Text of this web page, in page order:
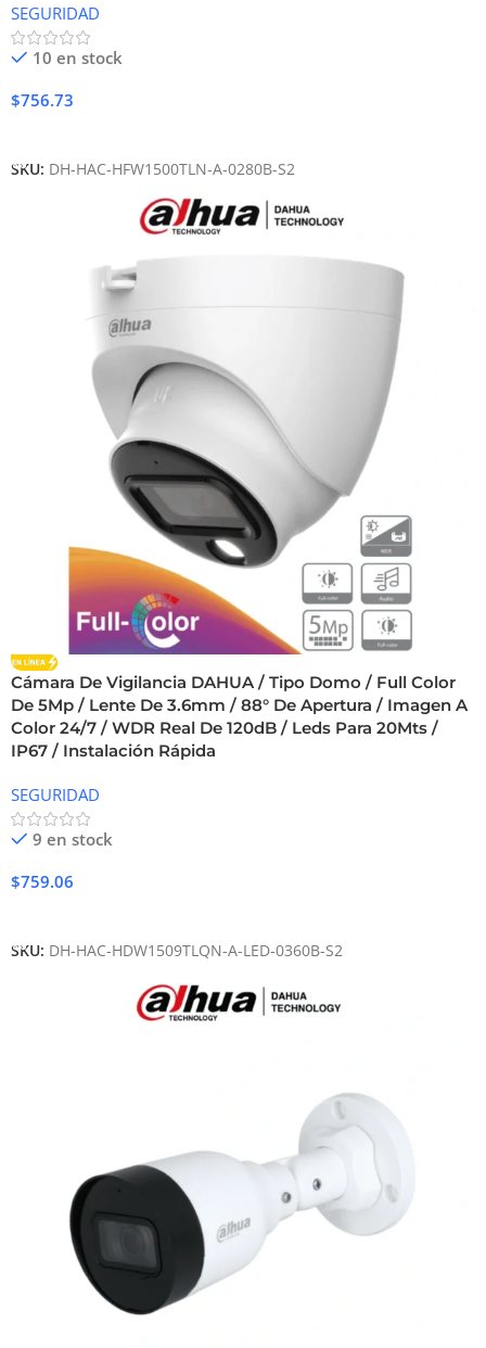
SEGURIDAD
10 en stock
$756.73
SKU: DH-HAC-HFW1500TLN-A-0280B-S2
Cámara De Vigilancia DAHUA / Tipo Domo / Full Color
De 5Mp / Lente De 3.6mm / 88° De Apertura / Imagen A
Color 24/7 / WDR Real De 120dB / Leds Para 20Mts /
IP67 / Instalación Rápida
SEGURIDAD
9 en stock
$759.06
SKU: DH-HAC-HDW1509TLQN-A-LED-0360B-S2